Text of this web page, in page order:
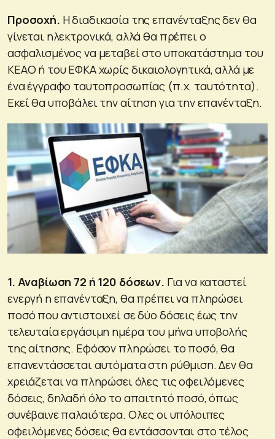
Προσοχή. Η διαδικασία της επανένταξης δεν θα
γίνεται ηλεκτρονικά, αλλά θα πρέπει ο
ασφαλισμένος να μεταβεί στο υποκατάστημα του
ΚΕΑΟ ή του ΕΦΚΑ χωρίς δικαιολογητικά, αλλά με
ένα έγγραφο ταυτοπροσωπίας (π.χ. ταυτότητα).
Εκεί θα υποβάλει την αίτηση για την επανένταξη.
1. Αναβίωση 72 ή 120 δόσεων. Για να καταστεί
ενεργή η επανένταξη, θα πρέπει να πληρώσει
ποσό που αντιστοιχεί σε δύο δόσεις έως την
τελευταία εργάσιμη ημέρα του μήνα υποβολής
της αίτησης. Εφόσον πληρώσει το ποσό, θα
επανεντάσσεται αυτόματα στη ρύθμιση. Δεν θα
χρειάζεται να πληρώσει όλες τις οφειλόμενες
δόσεις, δηλαδή όλο το απαιτητό ποσό, όπως
συνέβαινε παλαιότερα. Ολες οι υπόλοιπες
οφειλόμενες δόσεις θα εντάσσονται στο τέλος